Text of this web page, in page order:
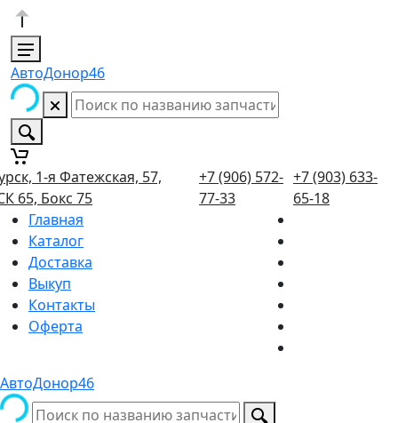
АвтоДонор46
1-я Фатежская, 57,
65, Бокс 75
+7 (906) 572-
77-33
+7 (903) 633-
65-18
Главная
Каталог
Доставка
Выкуп
Контакты
Оферта
АвтоДонор46